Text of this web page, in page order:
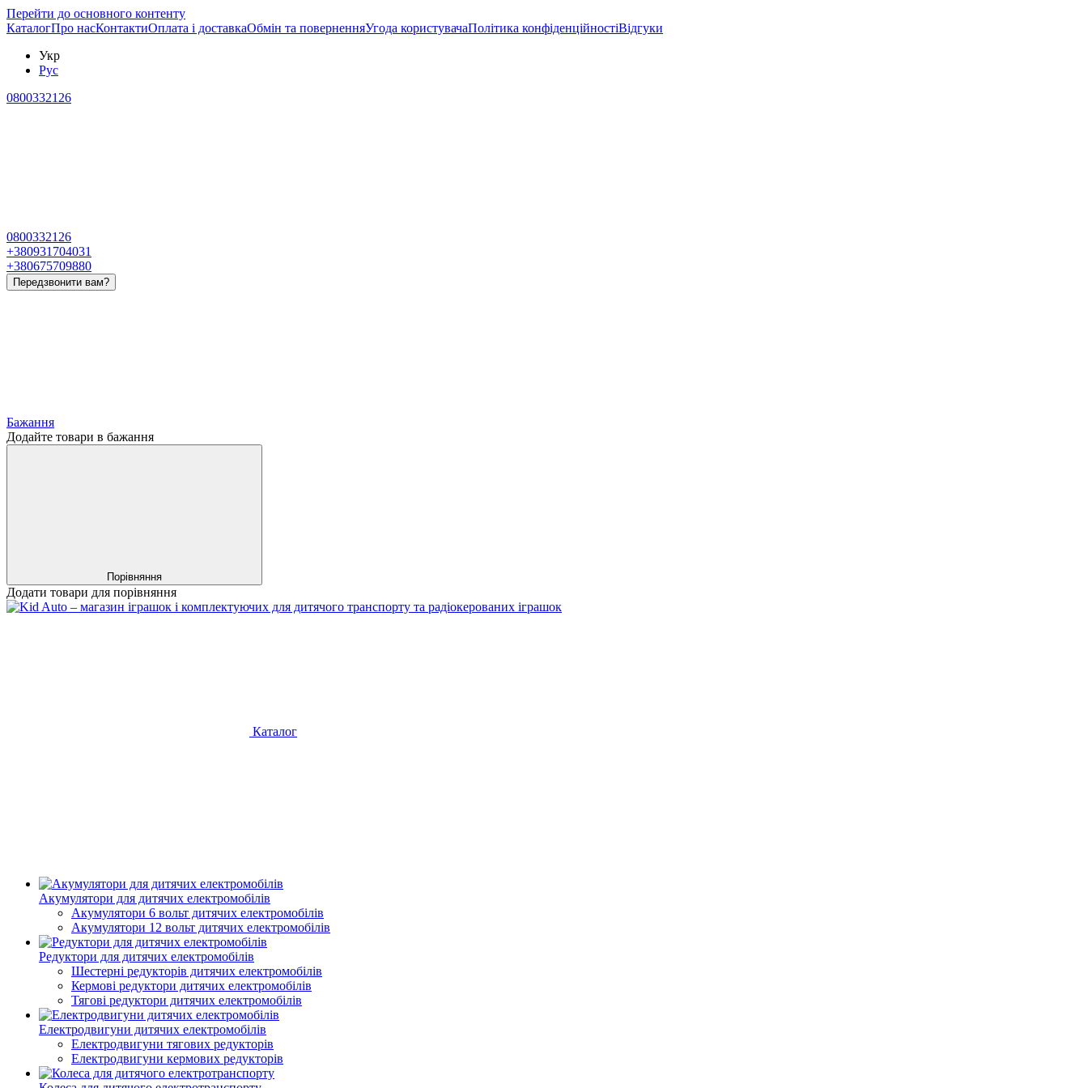
Перейти до основного контенту
КаталогПро насКонтактиОплата і доставкаОбмін та поверненняУгода користувачаПолітика конфіденційностіВідгуки
Укр
Рус
0800332126
0800332126
+380931704031
+380675709880
Передзвонити вам?
Бажання
Додайте товари в бажання
Порівняння
Додати товари для порівняння
Каталог
Акумулятори для дитячих електромобілів
Акумулятори 6 вольт дитячих електромобілів
Акумулятори 12 вольт дитячих електромобілів
Редуктори для дитячих електромобілів
Шестерні редукторів дитячих електромобілів
Кермові редуктори дитячих електромобілів
Тягові редуктори дитячих електромобілів
Електродвигуни дитячих електромобілів
Електродвигуни тягових редукторів
Електродвигуни кермових редукторів